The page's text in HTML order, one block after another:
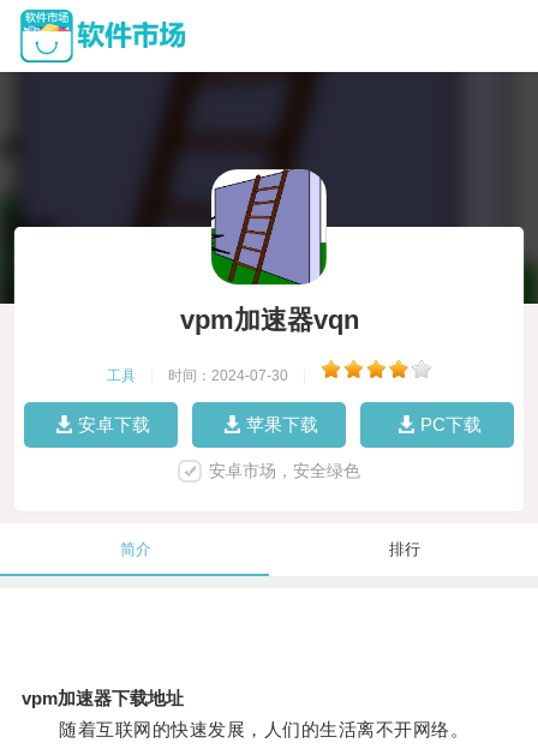
vpm加速器vqn
工具 时间：2024-07-30
安卓下载 苹果下载 PC下载
安卓市场，安全绿色
简介 排行
vpm加速器下载地址
随着互联网的快速发展，人们的生活离不开网络。